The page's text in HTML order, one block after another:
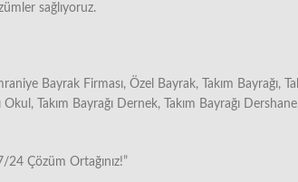
sağlıyoruz.
Bayrak Firması, Özel Bayrak, Takım Bayrağı,
Takım Bayrağı Dernek, Takım Bayrağı
24 Çözüm Ortağınız!”